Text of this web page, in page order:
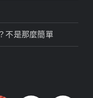
不是那麼簡單